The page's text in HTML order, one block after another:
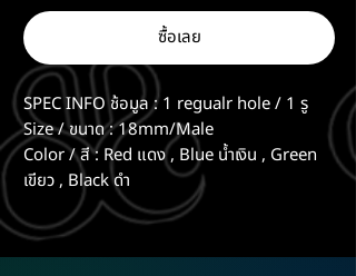
ซื้อเลย
SPEC INFO ช้อมูล : 1 regualr hole / 1 รู
Size / ขนาด : 18mm/Male
Color / สี : Red แดง , Blue น้ำเงิน , Green
เขียว , Black ดำ